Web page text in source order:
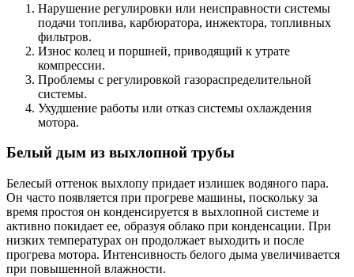
Нарушение регулировки или неисправности системы
подачи топлива, карбюратора, инжектора, топливных
фильтров.
Износ колец и поршней, приводящий к утрате
компрессии.
Проблемы с регулировкой газораспределительной
системы.
Ухудшение работы или отказ системы охлаждения
мотора.
Белый дым из выхлопной трубы
Белесый оттенок выхлопу придает излишек водяного пара.
Он часто появляется при прогреве машины, поскольку за
время простоя он конденсируется в выхлопной системе и
активно покидает ее, образуя облако при конденсации. При
низких температурах он продолжает выходить и после
прогрева мотора. Интенсивность белого дыма увеличивается
при повышенной влажности.